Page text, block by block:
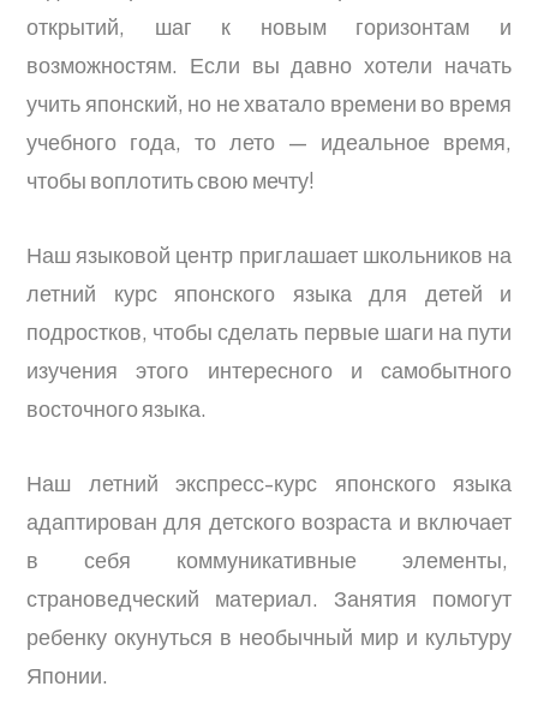
открытий, шаг к новым горизонтам и
возможностям. Если вы давно хотели начать
учить японский, но не хватало времени во время
учебного года, то лето — идеальное время,
чтобы воплотить свою мечту!
Наш языковой центр приглашает школьников на
летний курс японского языка для детей и
подростков, чтобы сделать первые шаги на пути
изучения этого интересного и самобытного
восточного языка.
Наш летний экспресс-курс японского языка
адаптирован для детского возраста и включает
в себя коммуникативные элементы,
страноведческий материал. Занятия помогут
ребенку окунуться в необычный мир и культуру
Японии.